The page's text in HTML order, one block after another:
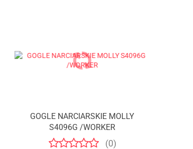
GOGLE NARCIARSKIE MOLLY
S4096G /WORKER
(0)